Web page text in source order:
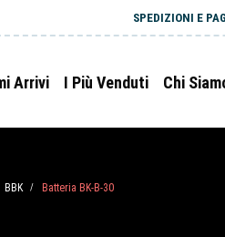
SPEDIZIONI E
Arrivi I Più Venduti Chi
BBK / Batteria BK-B-30